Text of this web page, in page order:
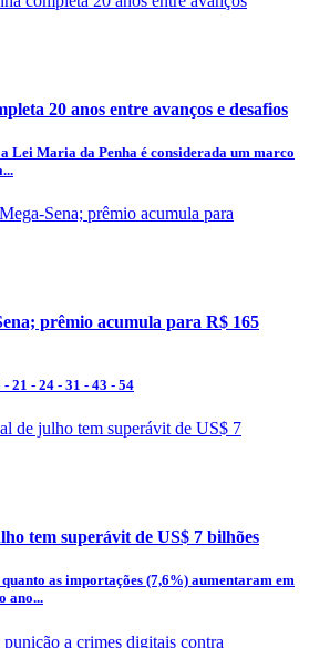
20 anos entre avanços e desafios
Lei Maria da Penha é considerada um marco
prêmio acumula para R$ 165
21 - 24 - 31 - 43 - 54
tem superávit de US$ 7 bilhões
as importações (7,6%) aumentaram em
ano...